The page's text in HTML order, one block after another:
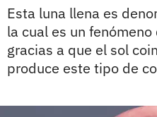
Esta luna llena es
la cual es un
gracias a que el sol
produce este tipo de